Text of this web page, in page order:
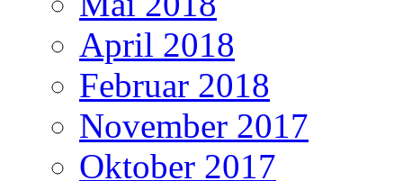
April 2018
Februar 2018
November 2017
Oktober 2017